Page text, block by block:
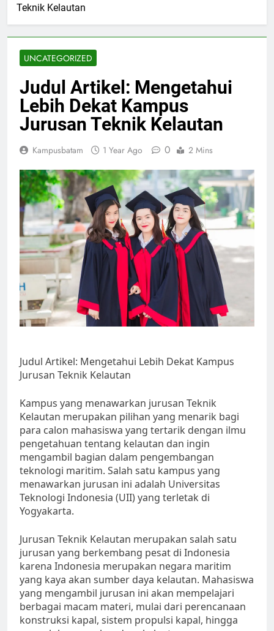
Teknik Kelautan
UNCATEGORIZED
Judul Artikel: Mengetahui
Lebih Dekat Kampus
Jurusan Teknik Kelautan
Kampusbatam 1 Year Ago 0 2 Mins
Judul Artikel: Mengetahui Lebih Dekat Kampus
Jurusan Teknik Kelautan
Kampus yang menawarkan jurusan Teknik
Kelautan merupakan pilihan yang menarik bagi
para calon mahasiswa yang tertarik dengan ilmu
pengetahuan tentang kelautan dan ingin
mengambil bagian dalam pengembangan
teknologi maritim. Salah satu kampus yang
menawarkan jurusan ini adalah Universitas
Teknologi Indonesia (UII) yang terletak di
Yogyakarta.
Jurusan Teknik Kelautan merupakan salah satu
jurusan yang berkembang pesat di Indonesia
karena Indonesia merupakan negara maritim
yang kaya akan sumber daya kelautan. Mahasiswa
yang mengambil jurusan ini akan mempelajari
berbagai macam materi, mulai dari perencanaan
konstruksi kapal, sistem propulsi kapal, hingga